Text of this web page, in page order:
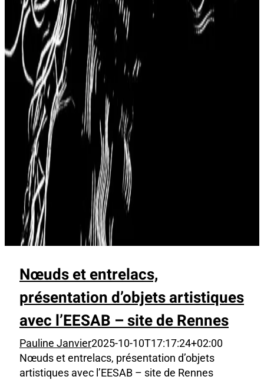
Nœuds et entrelacs,
présentation d’objets artistiques
avec l’EESAB – site de Rennes
Pauline Janvier2025-10-10T17:17:24+02:00
Nœuds et entrelacs, présentation d’objets
artistiques avec l’EESAB – site de Rennes